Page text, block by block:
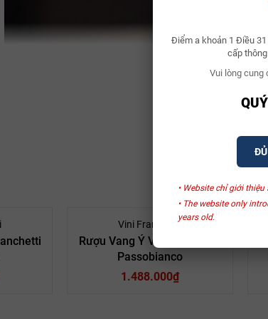
Điểm a khoản 1 Điều
cấp
Vui lòng cung
• Website chỉ giới
• The website only
years old.
Vườn Nho
được làm từ sự pha trộn của các giống nho bản địa,
Xem thêm
Vini Franchetti
Rượu Vang Ý Vini Franchetti
Passobianco
1.488.000₫